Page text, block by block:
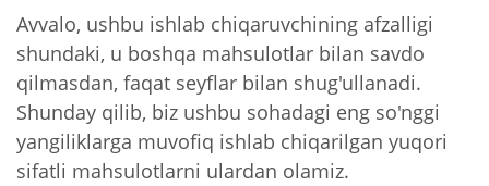
Avvalo, ushbu ishlab chiqaruvchining afzalligi
shundaki, u boshqa mahsulotlar bilan savdo
qilmasdan, faqat seyflar bilan shug'ullanadi.
Shunday qilib, biz ushbu sohadagi eng so'nggi
yangiliklarga muvofiq ishlab chiqarilgan yuqori
sifatli mahsulotlarni ulardan olamiz.